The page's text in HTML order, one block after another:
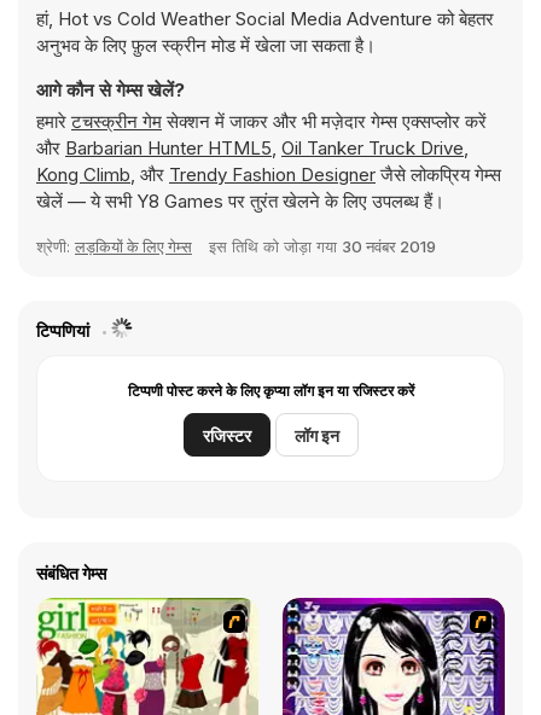
हां, Hot vs Cold Weather Social Media Adventure को बेहतर
अनुभव के लिए फ़ुल स्क्रीन मोड में खेला जा सकता है।
आगे कौन से गेम्स खेलें?
हमारेटचस्क्रीन गेमसेक्शन में जाकर और भी मज़ेदार गेम्स एक्सप्लोर करें
और Barbarian Hunter HTML5, Oil Tanker Truck Drive,
Kong Climb, और Trendy Fashion Designerजैसे लोकप्रिय गेम्स
खेलें — ये सभी Y8 Games पर तुरंत खेलने के लिए उपलब्ध हैं।
श्रेणी: लड़कियों के लिए गेम्स इस तिथि को जोड़ा गया 30 नवंबर 2019
टिप्पणियां
टिप्पणी पोस्ट करने के लिए कृप्या लॉग इन या रजिस्टर करें
रजिस्टर लॉग इन
संबंधित गेम्स